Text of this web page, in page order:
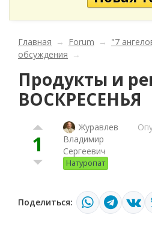
Главная → Forum → "7
обсуждения →
Продукты и
ВОСКРЕСЕНЬЯ
1
Журавлев
Владимир
Сергеевич
Натуропат
Поделиться: